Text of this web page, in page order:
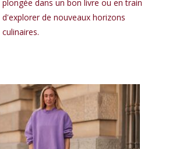
plongée dans un bon livre ou en train
d'explorer de nouveaux horizons
culinaires.